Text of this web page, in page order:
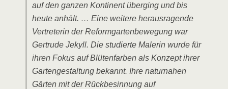
auf den ganzen Kontinent überging und bis
heute anhält. … Eine weitere herausragende
Vertreterin der Reformgartenbewegung war
Gertrude Jekyll. Die studierte Malerin wurde für
ihren Fokus auf Blütenfarben als Konzept ihrer
Gartengestaltung bekannt. Ihre naturnahen
Gärten mit der Rückbesinnung auf